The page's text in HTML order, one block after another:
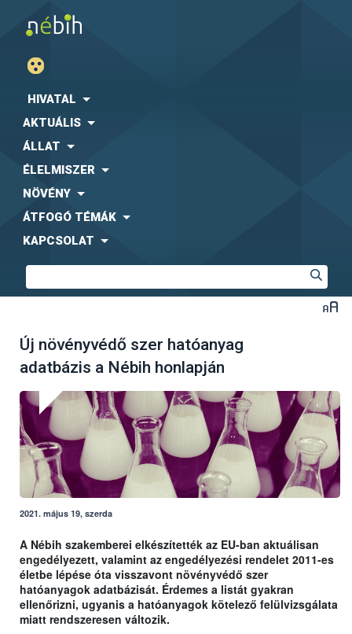
HIVATAL
AKTUÁLIS
ÁLLAT
ÉLELMISZER
NÖVÉNY
ÁTFOGÓ TÉMÁK
KAPCSOLAT
Új növényvédő szer hatóanyag
adatbázis a Nébih honlapján
2021. május 19, szerda
A Nébih szakemberei elkészítették az EU-ban aktuálisan
engedélyezett, valamint az engedélyezési rendelet 2011-es
életbe lépése óta visszavont növényvédő szer
hatóanyagok adatbázisát. Érdemes a listát gyakran
ellenőrizni, ugyanis a hatóanyagok kötelező felülvizsgálata
miatt rendszeresen változik.